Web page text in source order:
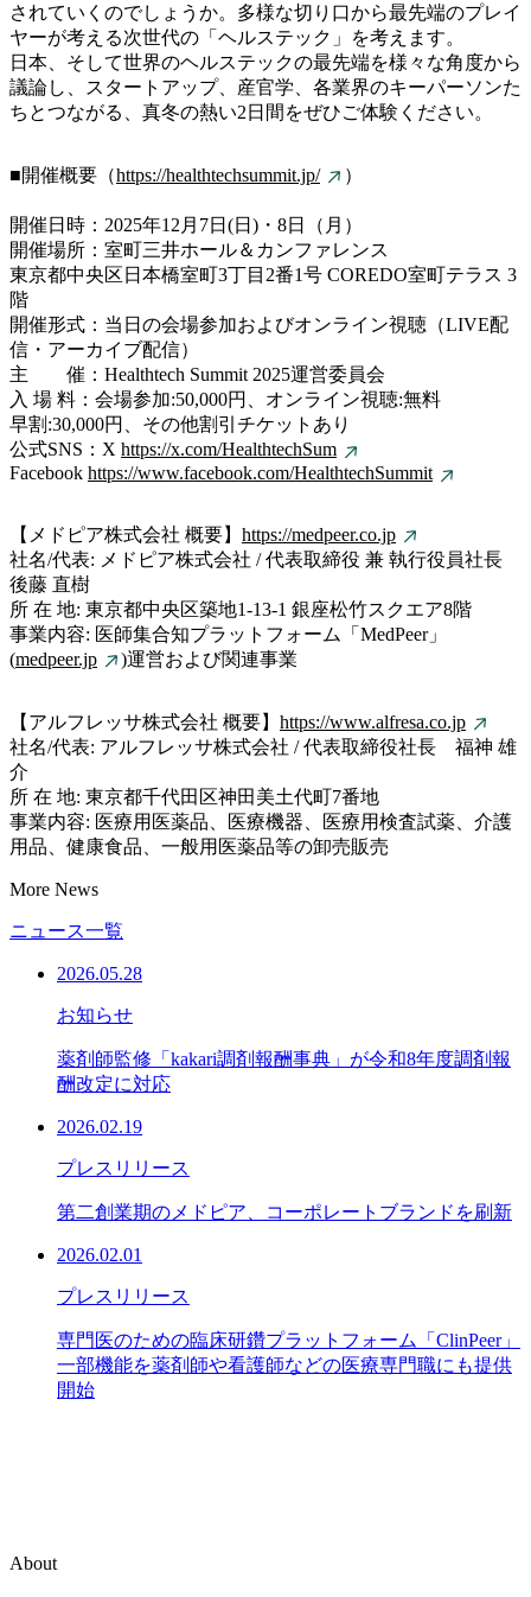
されていくのでしょうか。多様な切り口から最先端のプレイ
ヤーが考える次世代の「ヘルステック」を考えます。
日本、そして世界のヘルステックの最先端を様々な角度から
議論し、スタートアップ、産官学、各業界のキーパーソンた
ちとつながる、真冬の熱い2日間をぜひご体験ください。
■開催概要（https://healthtechsummit.jp/ ）
開催日時：2025年12月7日(日)・8日（月）
開催場所：室町三井ホール＆カンファレンス
東京都中央区日本橋室町3丁目2番1号 COREDO室町テラス 3
階
開催形式：当日の会場参加およびオンライン視聴（LIVE配
信・アーカイブ配信）
主 催：Healthtech Summit 2025運営委員会
入 場 料：会場参加:50,000円、オンライン視聴:無料
早割:30,000円、その他割引チケットあり
公式SNS：X https://x.com/HealthtechSum
Facebook https://www.facebook.com/HealthtechSummit
【メドピア株式会社 概要】 https://medpeer.co.jp
社名/代表: メドピア株式会社 / 代表取締役 兼 執行役員社長
後藤 直樹
所 在 地: 東京都中央区築地1-13-1 銀座松竹スクエア8階
事業内容: 医師集合知プラットフォーム「MedPeer」
(medpeer.jp )運営および関連事業
【アルフレッサ株式会社 概要】 https://www.alfresa.co.jp
社名/代表: アルフレッサ株式会社 / 代表取締役社長 福神 雄
介
所 在 地: 東京都千代田区神田美土代町7番地
事業内容: 医療用医薬品、医療機器、医療用検査試薬、介護
用品、健康食品、一般用医薬品等の卸売販売
More News
ニュース一覧
2026.05.28
お知らせ
薬剤師監修「kakari調剤報酬事典」が令和8年度調剤報
酬改定に対応
2026.02.19
プレスリリース
第二創業期のメドピア、コーポレートブランドを刷新
2026.02.01
プレスリリース
専門医のための臨床研鑽プラットフォーム「ClinPeer」
一部機能を薬剤師や看護師などの医療専門職にも提供
開始
About